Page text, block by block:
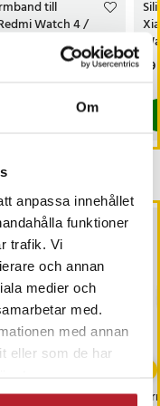
Om
anpassa innehållet
funktioner
trafik. Vi
och annan
medier och
med.
med annan
eller som de har
till
Watch 4 /
8 Pro / 9 Pro -
till